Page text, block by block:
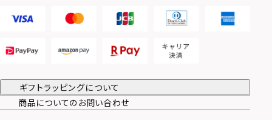
ギフトラッピングについて
商品についてのお問い合わせ